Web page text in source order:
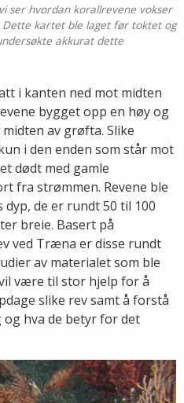
ser hvordan korallrevene vokser
kartet ble laget før toktet og
akkurat dette
i kanten ned mot midten
bygget opp en høy og
av grøfta. Slike
i den enden som står mot
dødt med gamle
fra strømmen. Revene ble
de er rundt 50 til 100
breie. Basert på
ved Træna er disse rundt
av materialet som ble
være til stor hjelp for å
slike rev samt å forstå
hva de betyr for det